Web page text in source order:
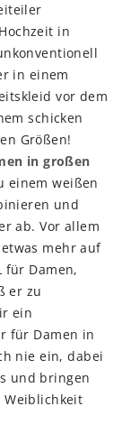
in
in einem
vor dem
schicken
Größen!
in großen
einem weißen
und
ab. Vor allem
mehr auf
für Damen,
er zu
ein
für Damen in
nie ein, dabei
und bringen
Weiblichkeit